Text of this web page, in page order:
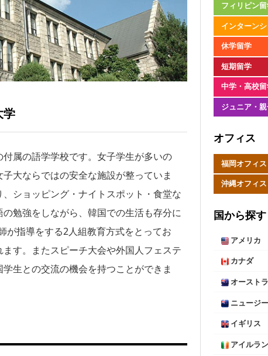
学
属の語学学校です。女子学生が多いの
大ならではの安全な施設が整っていま
ショッピング・ナイトスポット・食堂な
勉強をしながら、韓国での生活も存分に
が指導をする2人組教育方式をとってお
す。またスピーチ大会や外国人フェステ
生との交流の機会を持つことができま
フィリピン
インターン
休学留学
短期留学
中学・高校
ジュニア・
オフィス
福岡オフィス
沖縄オフィス
国から探す
アメリカ
カナダ
オースト
ニュージ
イギリス
アイルラ